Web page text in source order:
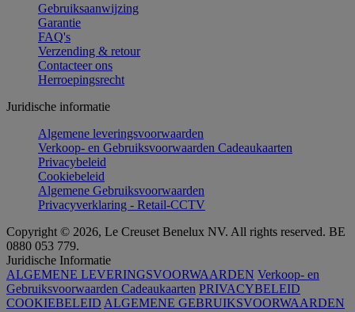
Gebruiksaanwijzing
Garantie
FAQ's
Verzending & retour
Contacteer ons
Herroepingsrecht
Juridische informatie
Algemene leveringsvoorwaarden
Verkoop- en Gebruiksvoorwaarden Cadeaukaarten
Privacybeleid
Cookiebeleid
Algemene Gebruiksvoorwaarden
Privacyverklaring - Retail-CCTV
Copyright © 2026, Le Creuset Benelux NV. All rights reserved. BE
0880 053 779.
Juridische Informatie
ALGEMENE LEVERINGSVOORWAARDEN Verkoop- en
Gebruiksvoorwaarden Cadeaukaarten PRIVACYBELEID
COOKIEBELEID ALGEMENE GEBRUIKSVOORWAARDEN